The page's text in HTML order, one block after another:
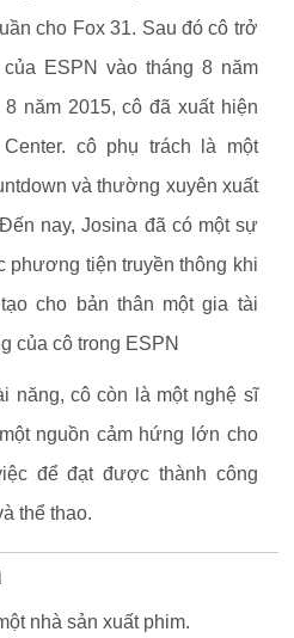
cho Fox 31. Sau đó cô trở
ESPN vào tháng 8 năm
8 năm 2015, cô đã xuất hiện
cô phụ trách là một
và thường xuyên xuất
nay, Josina đã có một sự
phương tiện truyền thông khi
cho bản thân một gia tài
của cô trong ESPN
năng, cô còn là một nghệ sĩ
nguồn cảm hứng lớn cho
để đạt được thành công
thể thao.
nhà sản xuất phim.